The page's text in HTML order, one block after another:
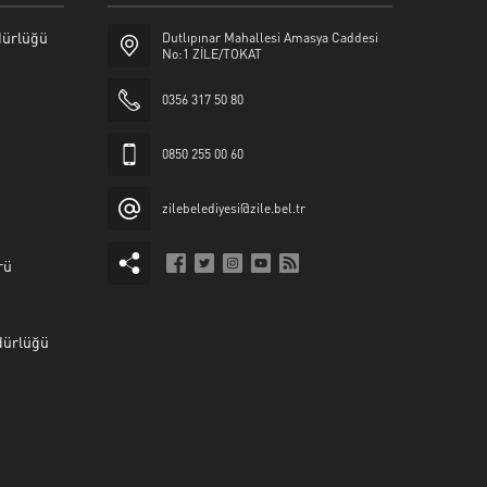
Dutlıpınar Mahallesi Amasya Caddesi
No:1 ZİLE/TOKAT
0356 317 50 80
0850 255 00 60
zilebelediyesi@zile.bel.tr